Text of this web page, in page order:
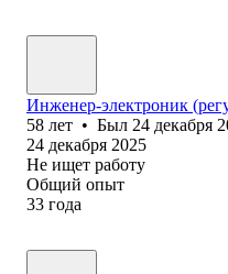
Инженер-электроник
58 лет • Был 24 декабря
24 декабря 2025
Не ищет работу
Общий опыт
33 года